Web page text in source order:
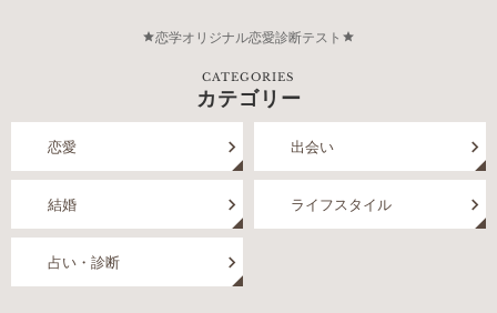
恋学オリジナル恋愛診断テスト
CATEGORIES
カテゴリー
恋愛 出会い
結婚 ライフスタイル
占い・診断